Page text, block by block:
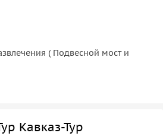
( Подвесной мост и
Кавказ-Тур